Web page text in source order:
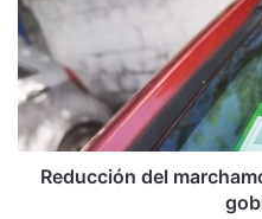
sería
imposible
según
el
gobierno
Reducción del